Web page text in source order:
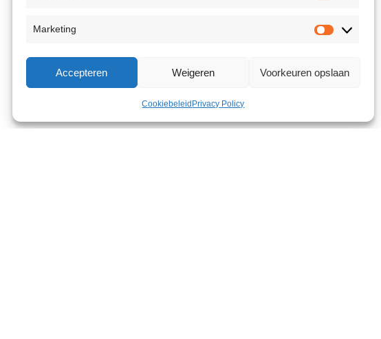
Marketing
Accepteren Weigeren Voorkeuren opslaan
Cookiebeleid Privacy Policy